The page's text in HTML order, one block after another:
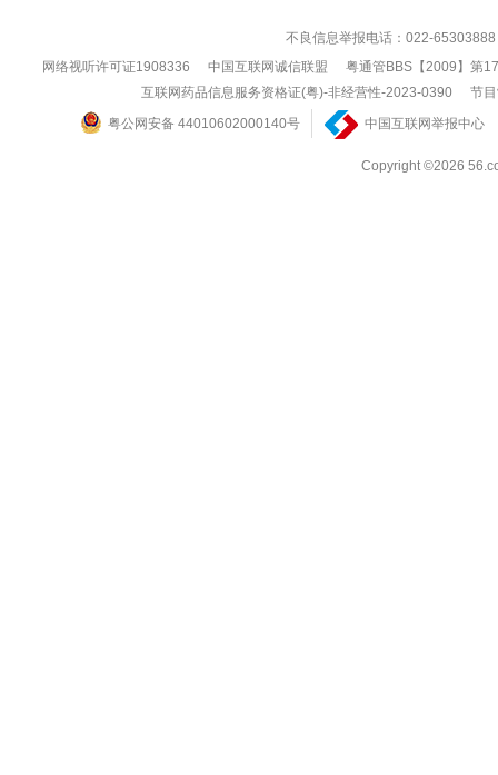
不良信息举报电话：022-65303888
网络视听许可证1908336
中国互联网诚信联盟
粤通管BBS【2009】第
互联网药品信息服务资格证(粤)-非经营性-2023-0390
节
粤公网安备 44010602000140号
中国互联网举报中心
Copyright ©2026